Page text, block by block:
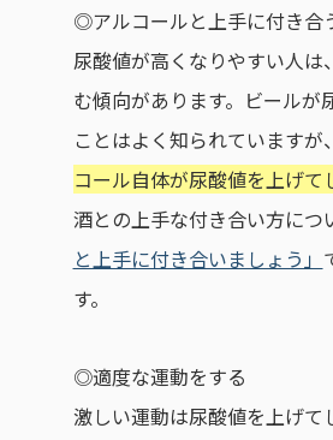
◎アルコールと上手に付き合
尿酸値が高くなりやすい人は
む傾向があります。ビールが
ことはよく知られていますが
コール自体が尿酸値を上げて
酒との上手な付き合い方につ
と上手に付き合いましょう」
す。
◎適度な運動をする
激しい運動は尿酸値を上げて